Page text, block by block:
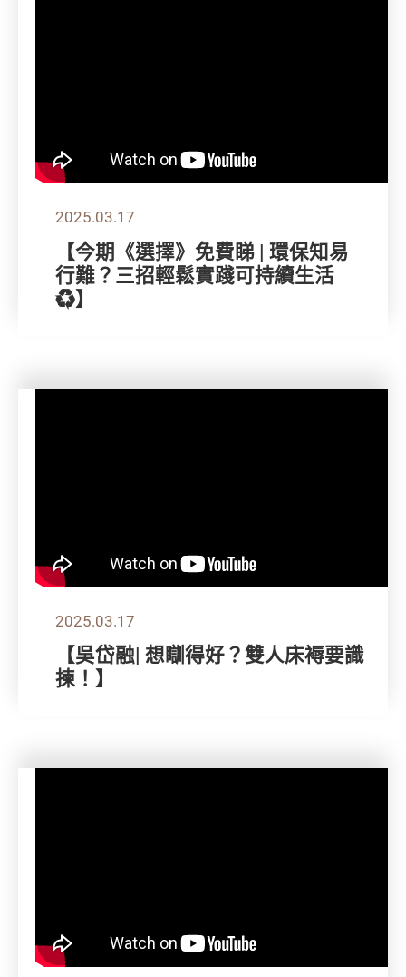
2025.03.17
【今期《選擇》免費睇 | 環保知易
行難？三招輕鬆實踐可持續生活
♻️】
2025.03.17
【吳岱融| 想瞓得好？雙人床褥要識
揀！】